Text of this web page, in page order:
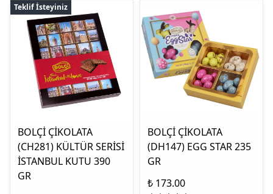
Teklif İsteyiniz
BOLÇİ ÇİKOLATA
(CH281) KÜLTÜR SERİSİ
İSTANBUL KUTU 390
GR
BOLÇİ ÇİKOLATA
(DH147) EGG STAR 235
GR
₺ 173.00